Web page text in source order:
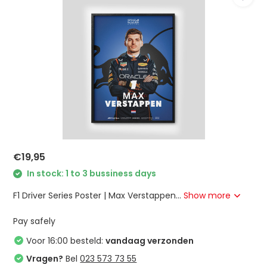
€19,95
In stock: 1 to 3 bussiness days
F1 Driver Series Poster | Max Verstappen...Show more
Pay safely
Voor 16:00 besteld:vandaag verzonden
Vragen? Bel023 573 73 55